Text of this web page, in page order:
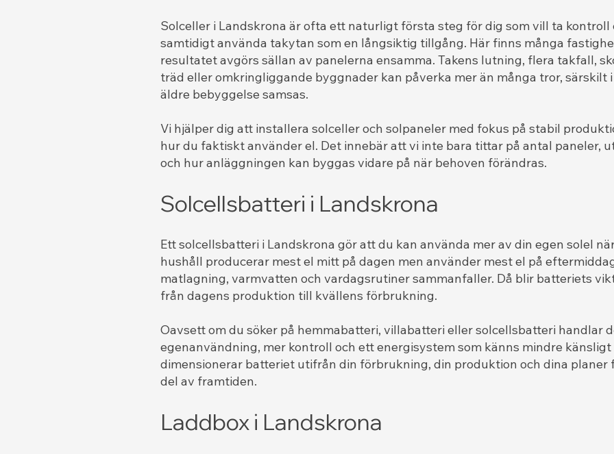
Solceller i Landskrona är ofta ett naturligt första steg för dig som vill ta kontroll
samtidigt använda takytan som en långsiktig tillgång. Här finns många
resultatet avgörs sällan av panelerna ensamma. Takens lutning, flera takfall,
träd eller omkringliggande byggnader kan påverka mer än många tror, särskilt
äldre bebyggelse samsas.
Vi hjälper dig att installera solceller och solpaneler med fokus på stabil
hur du faktiskt använder el. Det innebär att vi inte bara tittar på antal paneler,
och hur anläggningen kan byggas vidare på när behoven förändras.
Solcellsbatteri i Landskrona
Ett solcellsbatteri i Landskrona gör att du kan använda mer av din egen solel
hushåll producerar mest el mitt på dagen men använder mest el på
matlagning, varmvatten och vardagsrutiner sammanfaller. Då blir batteriets
från dagens produktion till kvällens förbrukning.
Oavsett om du söker på hemmabatteri, villabatteri eller solcellsbatteri handlar
egenanvändning, mer kontroll och ett energisystem som känns mindre
dimensionerar batteriet utifrån din förbrukning, din produktion och dina planer
del av framtiden.
Laddbox i Landskrona